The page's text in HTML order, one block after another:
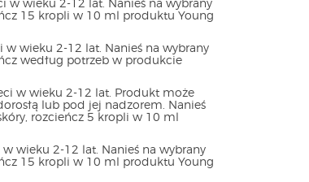
w wieku 2-12 lat. Nanieś na wybrany
15 kropli w 10 ml produktu Young
w wieku 2-12 lat. Nanieś na wybrany
według potrzeb w produkcie
w wieku 2-12 lat. Produkt może
lub pod jej nadzorem. Nanieś
rozcieńcz 5 kropli w 10 ml
wieku 2-12 lat. Nanieś na wybrany
15 kropli w 10 ml produktu Young